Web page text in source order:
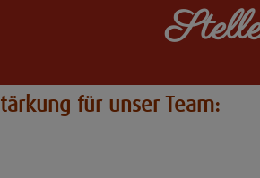
für unser Team: